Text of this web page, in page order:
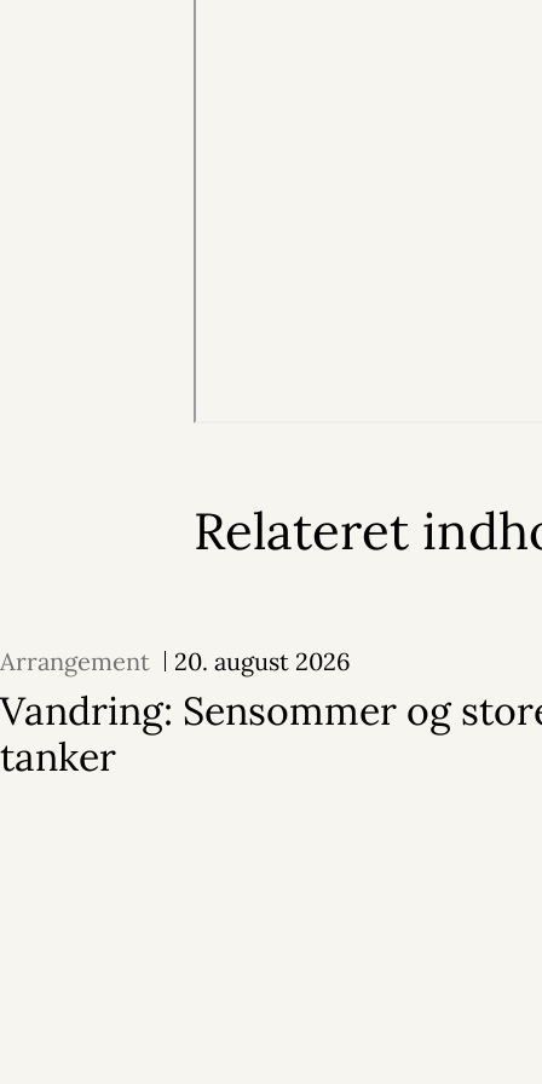
Relateret
Arrangement 20. august 2026
Vandring: Sensommer og
tanker